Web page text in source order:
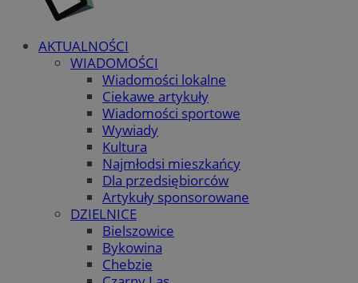
AKTUALNOŚCI
WIADOMOŚCI
Wiadomości lokalne
Ciekawe artykuły
Wiadomości sportowe
Wywiady
Kultura
Najmłodsi mieszkańcy
Dla przedsiębiorców
Artykuły sponsorowane
DZIELNICE
Bielszowice
Bykowina
Chebzie